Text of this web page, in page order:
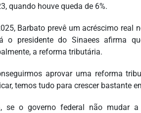
quando houve queda de 6%.
Barbato prevê um acréscimo real
o presidente do Sinaees afirma
a reforma tributária.
aprovar uma reforma
temos tudo para crescer bastante
se o governo federal não mudar